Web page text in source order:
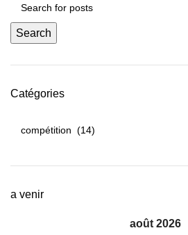
Search
Catégories
a venir
août 2026